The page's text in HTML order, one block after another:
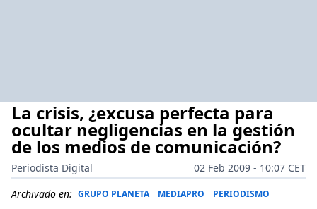
La crisis, ¿excusa perfecta para
ocultar negligencias en la gestión
de los medios de comunicación?
Periodista Digital
02 Feb 2009 - 10:07 CET
Archivado en: GRUPO PLANETA MEDIAPRO PERIODISMO